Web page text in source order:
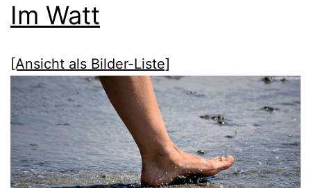
Im Watt
[Ansicht als Bilder-Liste]